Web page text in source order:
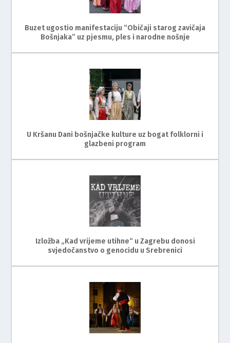
Buzet ugostio manifestaciju “Običaji starog zavičaja
Bošnjaka” uz pjesmu, ples i narodne nošnje
U Kršanu Dani bošnjačke kulture uz bogat folklorni i
glazbeni program
Izložba „Kad vrijeme utihne“ u Zagrebu donosi
svjedočanstvo o genocidu u Srebrenici